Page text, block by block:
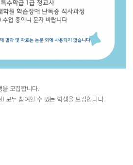
모집합니다.
모두 참여할 수 있는 학생을 모집합니다.